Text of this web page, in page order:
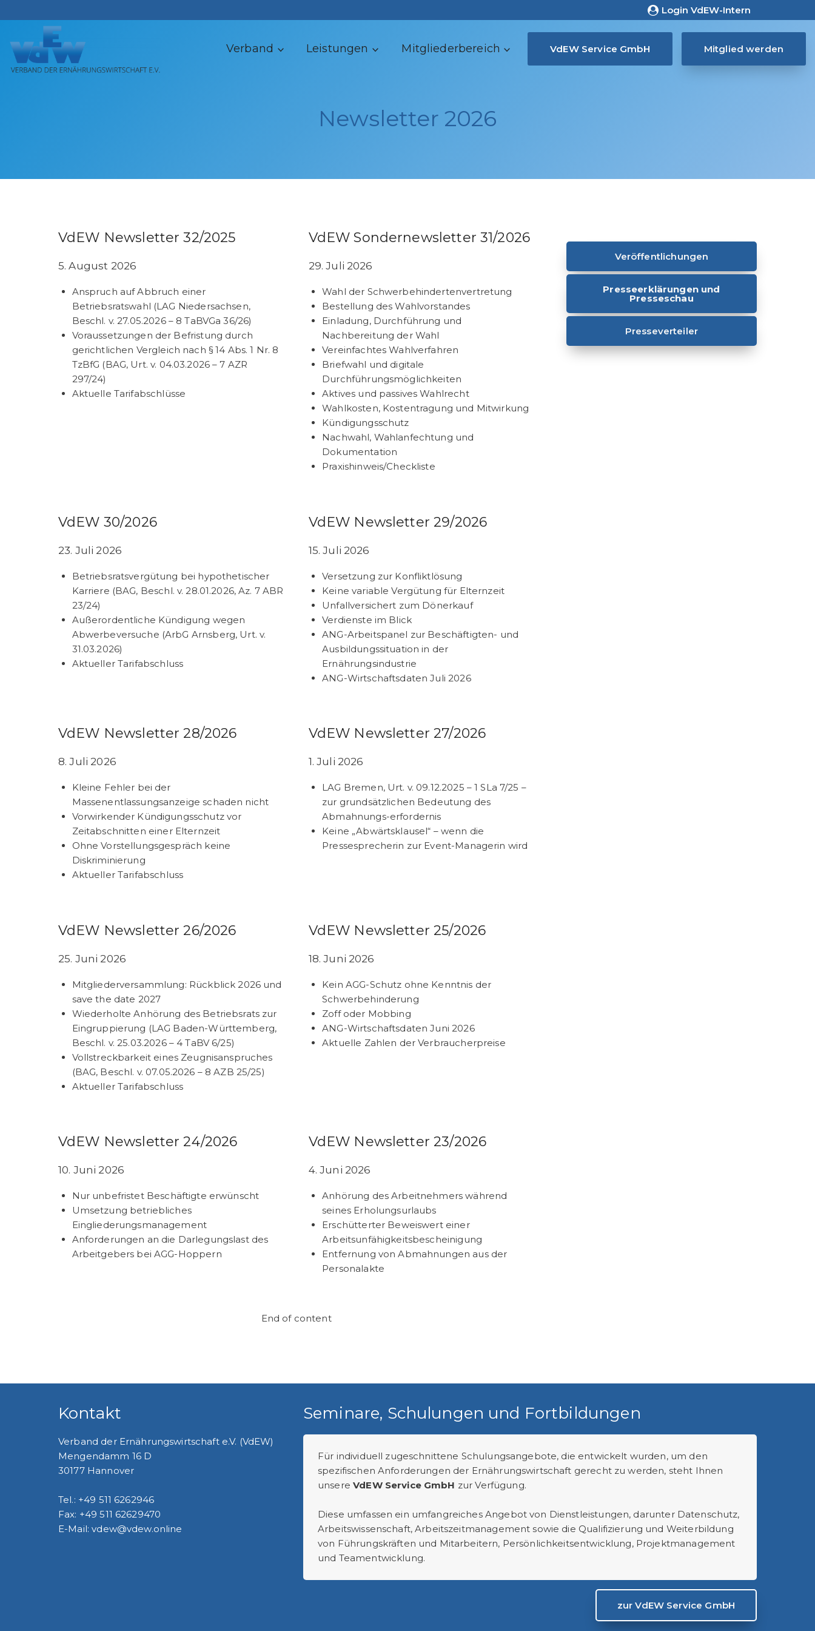
Inhalt
Login VdEW-Intern
Verband Leistungen Mitgliederbereich VdEW Service GmbH Mitglied werden
Newsletter 2026
VdEW Newsletter 32/2025
5. August 2026
Anspruch auf Abbruch einer
Betriebsratswahl (LAG Niedersachsen,
Beschl. v. 27.05.2026 – 8 TaBVGa 36/26)
Voraussetzungen der Befristung durch
gerichtlichen Vergleich nach § 14 Abs. 1 Nr. 8
TzBfG (BAG, Urt. v. 04.03.2026 – 7 AZR
297/24)
Aktuelle Tarifabschlüsse
VdEW Sondernewsletter 31/2026
29. Juli 2026
Wahl der Schwerbehindertenvertretung
Bestellung des Wahlvorstandes
Einladung, Durchführung und
Nachbereitung der Wahl
Vereinfachtes Wahlverfahren
Briefwahl und digitale
Durchführungsmöglichkeiten
Aktives und passives Wahlrecht
Wahlkosten, Kostentragung und Mitwirkung
Kündigungsschutz
Nachwahl, Wahlanfechtung und
Dokumentation
Praxishinweis/Checkliste
VdEW 30/2026
23. Juli 2026
Betriebsratsvergütung bei hypothetischer
Karriere (BAG, Beschl. v. 28.01.2026, Az. 7 ABR
23/24)
Außerordentliche Kündigung wegen
Abwerbeversuche (ArbG Arnsberg, Urt. v.
31.03.2026)
Aktueller Tarifabschluss
VdEW Newsletter 29/2026
15. Juli 2026
Versetzung zur Konfliktlösung
Keine variable Vergütung für Elternzeit
Unfallversichert zum Dönerkauf
Verdienste im Blick
ANG-Arbeitspanel zur Beschäftigten- und
Ausbildungssituation in der
Ernährungsindustrie
ANG-Wirtschaftsdaten Juli 2026
VdEW Newsletter 28/2026
8. Juli 2026
Kleine Fehler bei der
Massenentlassungsanzeige schaden nicht
Vorwirkender Kündigungsschutz vor
Zeitabschnitten einer Elternzeit
Ohne Vorstellungsgespräch keine
Diskriminierung
Aktueller Tarifabschluss
VdEW Newsletter 27/2026
1. Juli 2026
LAG Bremen, Urt. v. 09.12.2025 – 1 SLa 7/25 –
zur grundsätzlichen Bedeutung des
Abmahnungs-erfordernis
Keine „Abwärtsklausel“ – wenn die
Pressesprecherin zur Event-Managerin wird
VdEW Newsletter 26/2026
25. Juni 2026
Mitgliederversammlung: Rückblick 2026 und
save the date 2027
Wiederholte Anhörung des Betriebsrats zur
Eingruppierung (LAG Baden-Württemberg,
Beschl. v. 25.03.2026 – 4 TaBV 6/25)
Vollstreckbarkeit eines Zeugnisanspruches
(BAG, Beschl. v. 07.05.2026 – 8 AZB 25/25)
Aktueller Tarifabschluss
VdEW Newsletter 25/2026
18. Juni 2026
Kein AGG-Schutz ohne Kenntnis der
Schwerbehinderung
Zoff oder Mobbing
ANG-Wirtschaftsdaten Juni 2026
Aktuelle Zahlen der Verbraucherpreise
VdEW Newsletter 24/2026
10. Juni 2026
Nur unbefristet Beschäftigte erwünscht
Umsetzung betriebliches
Eingliederungsmanagement
Anforderungen an die Darlegungslast des
Arbeitgebers bei AGG-Hoppern
VdEW Newsletter 23/2026
4. Juni 2026
Anhörung des Arbeitnehmers während
seines Erholungsurlaubs
Erschütterter Beweiswert einer
Arbeitsunfähigkeitsbescheinigung
Entfernung von Abmahnungen aus der
Personalakte
End of content
Veröffentlichungen
Presseerklärungen und
Presseschau
Presseverteiler
Kontakt
Verband der Ernährungswirtschaft e.V. (VdEW)
Mengendamm 16 D
30177 Hannover
Tel.: +49 511 6262946
Fax: +49 511 62629470
E-Mail: vdew@vdew.online
Seminare, Schulungen und Fortbildungen
Für individuell zugeschnittene Schulungsangebote, die entwickelt wurden, um den
spezifischen Anforderungen der Ernährungswirtschaft gerecht zu werden, steht Ihnen
unsereVdEW Service GmbH zur Verfügung.
Diese umfassen ein umfangreiches Angebot von Dienstleistungen, darunter Datenschutz,
Arbeitswissenschaft, Arbeitszeitmanagement sowie die Qualifizierung und Weiterbildung
von Führungskräften und Mitarbeitern, Persönlichkeitsentwicklung, Projektmanagement
und Teamentwicklung.
zur VdEW Service GmbH